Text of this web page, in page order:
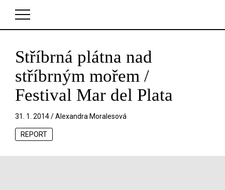
V košíku zatím nemáte žádné položky.
Stříbrná plátna nad
stříbrným mořem /
Festival Mar del Plata
31. 1. 2014 /Alexandra Moralesová
REPORT